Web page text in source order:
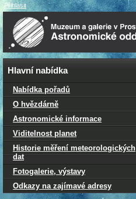
Hlavní nabídka
Nabídka pořadů
O hvězdárně
Astronomické informace
Viditelnost planet
Historie měření meteorologických
dat
Fotogalerie, výstavy
Odkazy na zajímavé adresy
Přihlásit